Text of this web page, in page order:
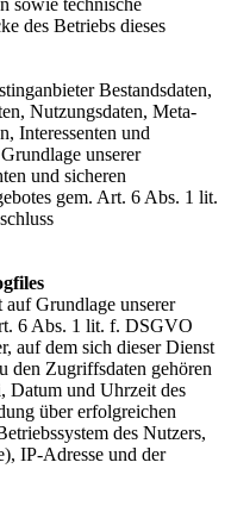
des Betriebs dieses
Bestandsdaten,
Nutzungsdaten, Meta-
Interessenten und
unserer
und sicheren
gem. Art. 6 Abs. 1 lit.
Grundlage unserer
6 Abs. 1 lit. f. DSGVO
auf dem sich dieser Dienst
den Zugriffsdaten gehören
Datum und Uhrzeit des
über erfolgreichen
des Nutzers,
IP-Adresse und der